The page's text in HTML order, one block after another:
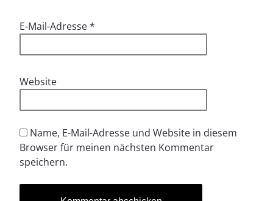
E-Mail-Adresse*
Website
Name, E-Mail-Adresse und Website in diesem
Browser für meinen nächsten Kommentar
speichern.